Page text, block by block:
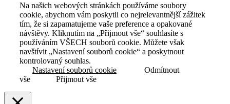
Na našich webových stránkách používáme soubory
cookie, abychom vám poskytli co nejrelevantnější zážitek
tím, že si zapamatujeme vaše preference a opakované
návštěvy. Kliknutím na „Přijmout vše“ souhlasíte s
používáním VŠECH souborů cookie. Můžete však
navštívit „Nastavení souborů cookie“ a poskytnout
kontrolovaný souhlas.
Nastavení souborů cookie
Odmítnout
vše
Přijmout vše